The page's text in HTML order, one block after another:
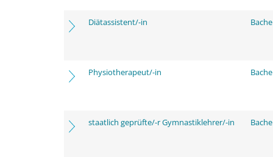
Diätassistent/-in
Physiotherapeut/-in
staatlich geprüfte/-r Gymnastiklehrer/-in